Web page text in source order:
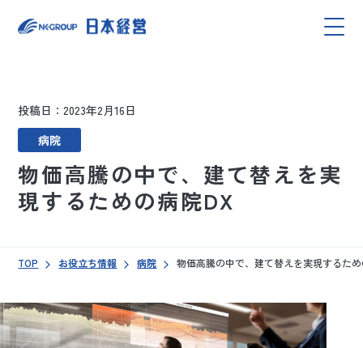
投稿日：2023年2月16日
病院
物価高騰の中で、建て替えを実
現するための病院DX
TOP お役立ち情報 病院 物価高騰の中で、建て替えを実現するた